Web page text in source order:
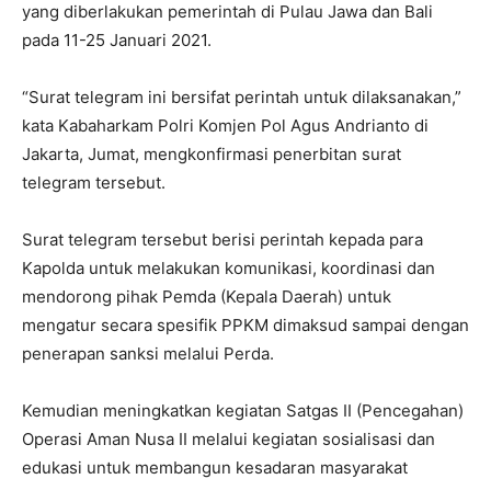
yang diberlakukan pemerintah di Pulau Jawa dan Bali
pada 11-25 Januari 2021.
“Surat telegram ini bersifat perintah untuk dilaksanakan,”
kata Kabaharkam Polri Komjen Pol Agus Andrianto di
Jakarta, Jumat, mengkonfirmasi penerbitan surat
telegram tersebut.
Surat telegram tersebut berisi perintah kepada para
Kapolda untuk melakukan komunikasi, koordinasi dan
mendorong pihak Pemda (Kepala Daerah) untuk
mengatur secara spesifik PPKM dimaksud sampai dengan
penerapan sanksi melalui Perda.
Kemudian meningkatkan kegiatan Satgas II (Pencegahan)
Operasi Aman Nusa II melalui kegiatan sosialisasi dan
edukasi untuk membangun kesadaran masyarakat